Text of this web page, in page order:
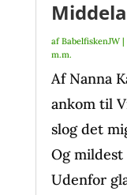
afBabelfiskenJW|
m.m.
Af Nanna
ankom til
slog det
Og
Udenfor